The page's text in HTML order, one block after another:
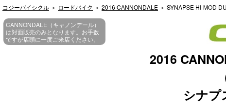
コジーバイシクル ＞ ロードバイク ＞ 2016 CANNONDALE ＞ SYNAPSE HI-MOD
2016
シナプ
CANNONDALE（キャノンデール）
は対面販売のみとなります。お手数
ですが店頭に一度ご来店ください。